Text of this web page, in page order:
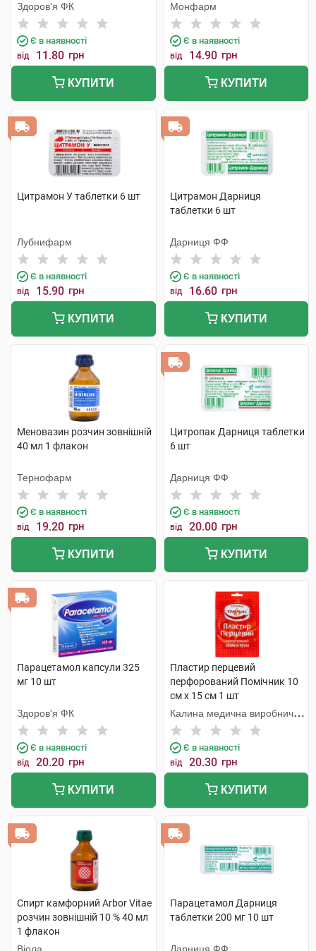
Здоров'я ФК
Є в наявності
від 11.80 грн
КУПИТИ
Монфарм
Є в наявності
від 14.90 грн
КУПИТИ
Цитрамон У таблетки 6 шт
Лубнифарм
Є в наявності
від 15.90 грн
КУПИТИ
Цитрамон Дарниця
таблетки 6 шт
Дарниця ФФ
Є в наявності
від 16.60 грн
КУПИТИ
Меновазин розчин зовнішній
40 мл 1 флакон
Тернофарм
Є в наявності
від 19.20 грн
КУПИТИ
Цитропак Дарниця таблетки
6 шт
Дарниця ФФ
Є в наявності
від 20.00 грн
КУПИТИ
Парацетамол капсули 325
мг 10 шт
Здоров'я ФК
Є в наявності
від 20.20 грн
КУПИТИ
Пластир перцевий
перфорований Помічник 10
см х 15 см 1 шт
Калина медична виробнича
компанія
Є в наявності
від 20.30 грн
КУПИТИ
Спирт камфорний Arbor Vitae
розчин зовнішній 10 % 40 мл
1 флакон
Парацетамол Дарниця
таблетки 200 мг 10 шт